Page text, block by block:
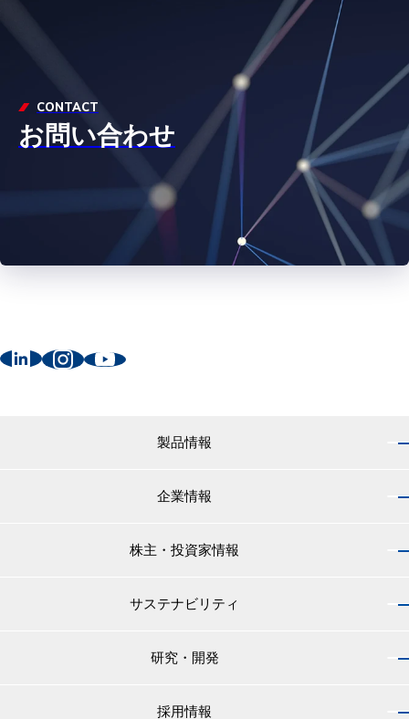
CONTACT
お問い合わせ
製品情報
小型船舶・漁船用塗料・漁網用防汚剤
企業情報
株主・投資家情報
株主・投資家情報 トップサステナビリティ
サステナビリティ トップ研究・開発
採用情報